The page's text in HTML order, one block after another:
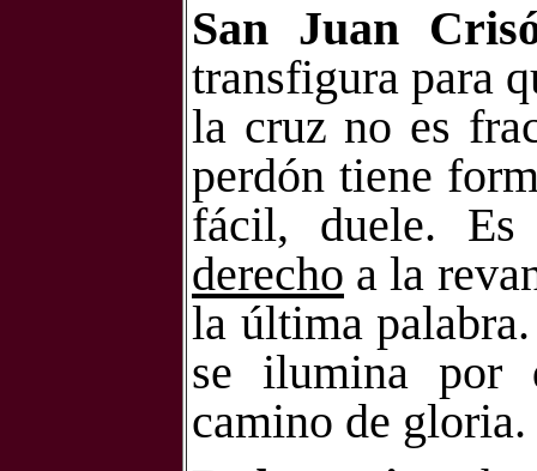
San Juan
transfigura para
la cruz no es
perdón tiene
fácil, duele.
derecho a la
la última
se ilumina por
camino de gloria.